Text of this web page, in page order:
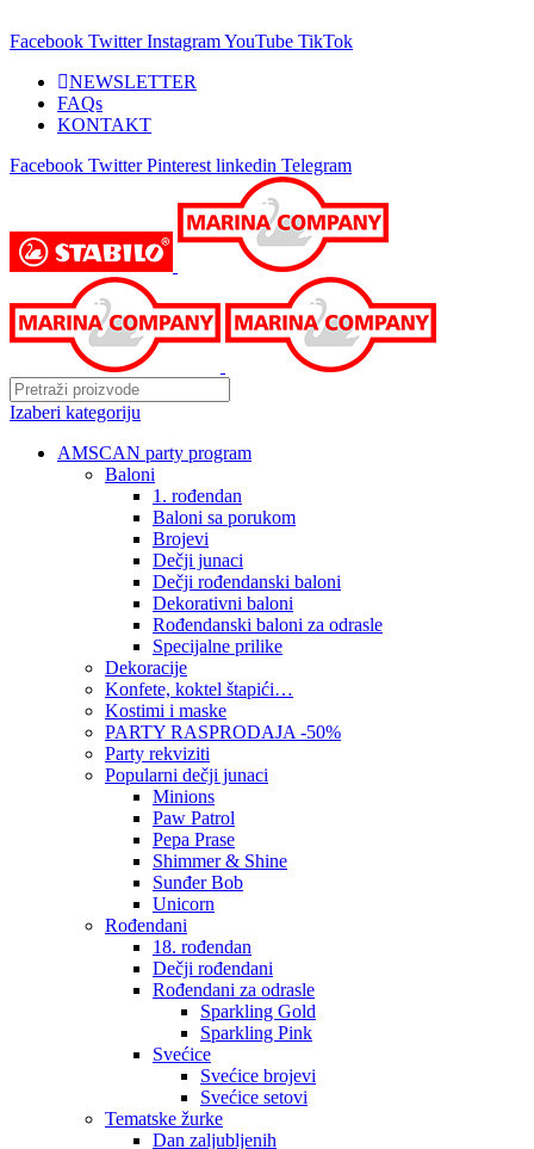
Facebook Twitter InstagramYouTube TikTok
NEWSLETTER
FAQs
KONTAKT
Facebook Twitter Pinterest linkedin Telegram
Izaberi kategoriju
AMSCAN party program
Baloni
1. rođendan
Baloni sa porukom
Brojevi
Dečji junaci
Dečji rođendanski baloni
Dekorativni baloni
Rođendanski baloni za odrasle
Specijalne prilike
Dekoracije
Konfete, koktel štapići…
Kostimi i maske
PARTY RASPRODAJA -50%
Party rekviziti
Popularni dečji junaci
Minions
Paw Patrol
Pepa Prase
Shimmer & Shine
Sunđer Bob
Unicorn
Rođendani
18. rođendan
Dečji rođendani
Rođendani za odrasle
Sparkling Gold
Sparkling Pink
Svećice
Svećice brojevi
Svećice setovi
Tematske žurke
Dan zaljubljenih